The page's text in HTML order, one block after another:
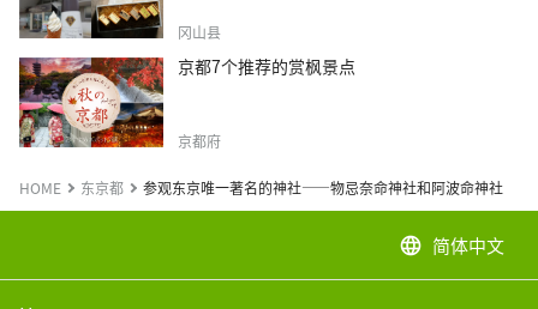
冈山县
京都7个推荐的赏枫景点
京都府
HOME 东京都 参观东京唯一著名的神社——物忌奈命神社和阿波命神社
language 简体中文